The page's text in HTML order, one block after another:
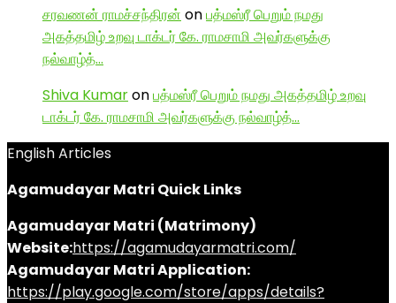
சரவணன் ராமச்சந்திரன் onபத்மஸ்ரீ பெறும் நமது
அகத்தமிழ் உறவு டாக்டர் கே. ராமசாமி அவர்களுக்கு
நல்வாழ்த்…
Shiva Kumaronபத்மஸ்ரீ பெறும் நமது அகத்தமிழ் உறவு
டாக்டர் கே. ராமசாமி அவர்களுக்கு நல்வாழ்த்…
English Articles
Agamudayar Matri Quick Links
Agamudayar Matri (Matrimony)
Website:https://agamudayarmatri.com/
Agamudayar Matri Application:
https://play.google.com/store/apps/details?